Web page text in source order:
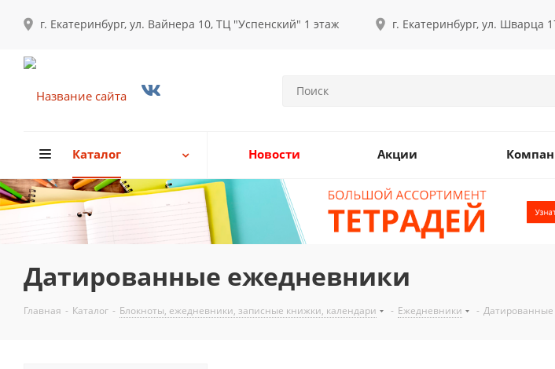
г. Екатеринбург, ул. Вайнера 10, ТЦ "Успенский" 1 этаж г. Екатеринбург, ул. Шварца
Каталог Новости Акции
Датированные ежедневники
Главная - Каталог - Блокноты, ежедневники, записные книжки, календари - Ежедневники -